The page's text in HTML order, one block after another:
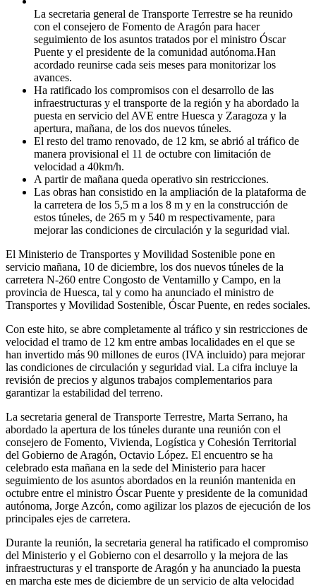
La secretaria general de Transporte Terrestre se ha reunido
con el consejero de Fomento de Aragón para hacer
seguimiento de los asuntos tratados por el ministro Óscar
Puente y el presidente de la comunidad autónoma.Han
acordado reunirse cada seis meses para monitorizar los
avances.
Ha ratificado los compromisos con el desarrollo de las
infraestructuras y el transporte de la región y ha abordado la
puesta en servicio del AVE entre Huesca y Zaragoza y la
apertura, mañana, de los dos nuevos túneles.
El resto del tramo renovado, de 12 km, se abrió al tráfico de
manera provisional el 11 de octubre con limitación de
velocidad a 40km/h.
A partir de mañana queda operativo sin restricciones.
Las obras han consistido en la ampliación de la plataforma de
la carretera de los 5,5 m a los 8 m y en la construcción de
estos túneles, de 265 m y 540 m respectivamente, para
mejorar las condiciones de circulación y la seguridad vial.
El Ministerio de Transportes y Movilidad Sostenible pone en
servicio mañana, 10 de diciembre, los dos nuevos túneles de la
carretera N-260 entre Congosto de Ventamillo y Campo, en la
provincia de Huesca, tal y como ha anunciado el ministro de
Transportes y Movilidad Sostenible, Óscar Puente, en redes sociales.
Con este hito, se abre completamente al tráfico y sin restricciones de
velocidad el tramo de 12 km entre ambas localidades en el que se
han invertido más 90 millones de euros (IVA incluido) para mejorar
las condiciones de circulación y seguridad vial. La cifra incluye la
revisión de precios y algunos trabajos complementarios para
garantizar la estabilidad del terreno.
La secretaria general de Transporte Terrestre, Marta Serrano, ha
abordado la apertura de los túneles durante una reunión con el
consejero de Fomento, Vivienda, Logística y Cohesión Territorial
del Gobierno de Aragón, Octavio López. El encuentro se ha
celebrado esta mañana en la sede del Ministerio para hacer
seguimiento de los asuntos abordados en la reunión mantenida en
octubre entre el ministro Óscar Puente y presidente de la comunidad
autónoma, Jorge Azcón, como agilizar los plazos de ejecución de los
principales ejes de carretera.
Durante la reunión, la secretaria general ha ratificado el compromiso
del Ministerio y el Gobierno con el desarrollo y la mejora de las
infraestructuras y el transporte de Aragón y ha anunciado la puesta
en marcha este mes de diciembre de un servicio de alta velocidad